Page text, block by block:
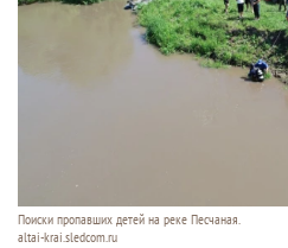
Поиски пропавших детей на реке Песчаная.
altai-krai.sledcom.ru